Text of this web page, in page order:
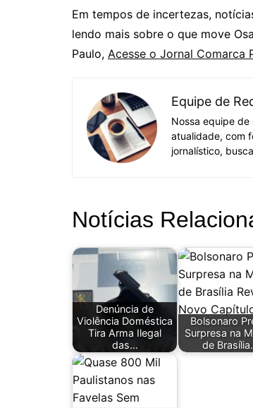
Em tempos de incertezas,
lendo mais sobre o que move
Paulo, Acesse o Jornal Comarca
Equipe de
Nossa equipe
atualidade, com
jornalístico,
Notícias
Denúncia de
Violência Doméstica
Tira Arma Ilegal
das…
Bolsonaro
Surpresa na
de